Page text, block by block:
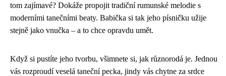
tom zajímavé? Dokáže propojit tradiční rumunské melodie s
moderními tanečními beaty. Babička si tak jeho písničku užije
stejně jako vnučka – a to chce opravdu umět.
Když si pustíte jeho tvorbu, všimnete si, jak různorodá je. Jednou
vás rozproudí veselá taneční pecka, jindy vás chytne za srdce